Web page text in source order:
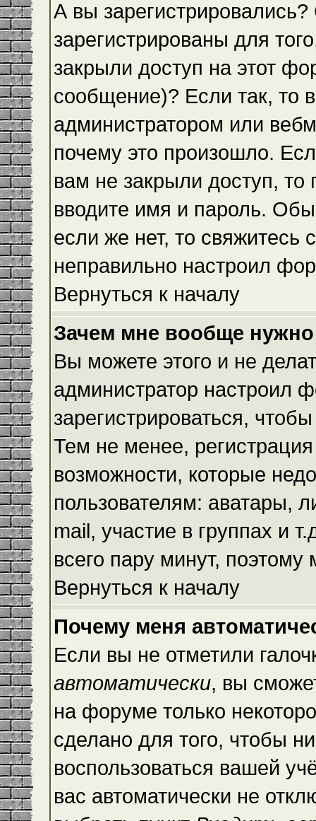
А вы
зарегистрированы для
закрыли доступ на этот
сообщение)? Если так, то
администратором или
почему это произошло.
вам не закрыли доступ,
вводите имя и пароль.
если же нет, то свяжитесь
неправильно настроил
Вернуться к началу
Зачем мне вообще нужно
Вы можете этого и не
администратор настроил
зарегистрироваться,
Тем не менее,
возможности, которые
пользователям: аватары,
mail, участие в группах и
всего пару минут,
Вернуться к началу
Почему меня
Если вы не отметили
автоматически, вы
на форуме только
сделано для того, чтобы
воспользоваться вашей
вас автоматически не